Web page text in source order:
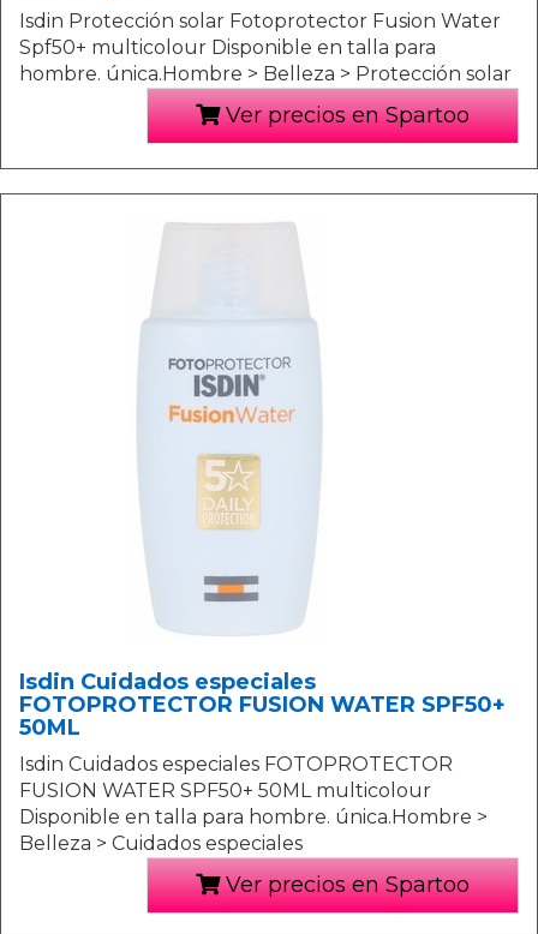
Isdin Protección solar Fotoprotector Fusion Water
Spf50+ multicolour Disponible en talla para
hombre. única.Hombre > Belleza > Protección solar
Ver precios en Spartoo
Isdin Cuidados especiales
FOTOPROTECTOR FUSION WATER SPF50+
50ML
Isdin Cuidados especiales FOTOPROTECTOR
FUSION WATER SPF50+ 50ML multicolour
Disponible en talla para hombre. única.Hombre >
Belleza > Cuidados especiales
Ver precios en Spartoo